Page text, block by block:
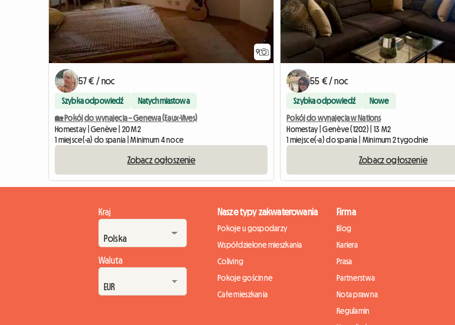
9
57 € / noc
Szybka odpowiedź Natychmiastowa
🏡 Pokój do wynajęcia – ​​Genewa (Eaux-Vives)
Homestay | Genève | 20 M2
1 miejsce(-a) do spania | Minimum 4 noce
Zobacz ogłoszenie
55 € / noc
Szybka odpowiedź Nowe
Pokój do wynajęcia w Nations
Homestay | Genève (1202) | 13 M2
1 miejsce(-a) do spania | Minimum 2 tygodnie
Zobacz ogłoszenie
Kraj
Waluta
Nasze typy zakwaterowania
Pokoje u gospodarzy
Współdzielone mieszkania
Coliving
Pokoje gościnne
Całe mieszkania
Firma
Blog
Kariera
Prasa
Partnerstwa
Nota prawna
Regulamin